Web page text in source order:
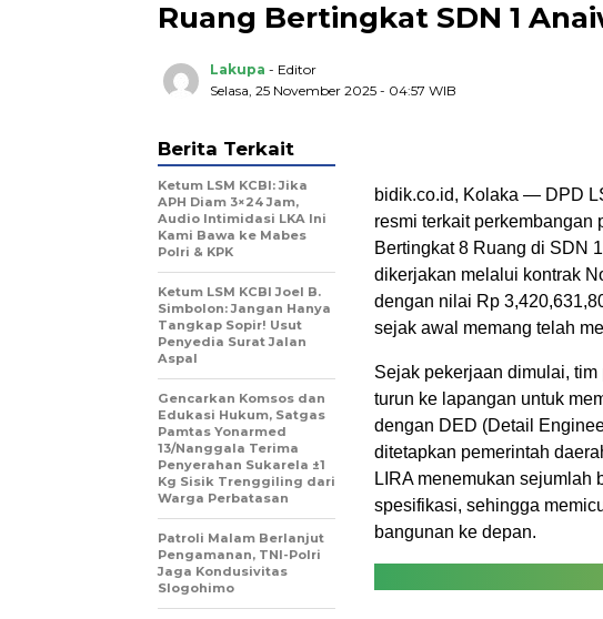
Ruang Bertingkat SDN 1
Lakupa - Editor
Selasa, 25 November 2025 - 04:57 WIB
bidik.co.id, Kolaka — DPD
resmi terkait perkembangan
Bertingkat 8 Ruang di SDN
dikerjakan melalui kontrak
dengan nilai Rp
sejak awal memang telah
Sejak pekerjaan dimulai,
turun ke lapangan untuk
dengan DED (Detail
ditetapkan pemerintah
LIRA menemukan sejumlah
spesifikasi, sehingga
bangunan ke depan.
Berita Terkait
Ketum LSM KCBI: Jika
APH Diam 3×24 Jam,
Audio Intimidasi LKA Ini
Kami Bawa ke Mabes
Polri & KPK
Ketum LSM KCBI Joel B.
Simbolon: Jangan Hanya
Tangkap Sopir! Usut
Penyedia Surat Jalan
Aspal
Gencarkan Komsos dan
Edukasi Hukum, Satgas
Pamtas Yonarmed
13/Nanggala Terima
Penyerahan Sukarela ±1
Kg Sisik Trenggiling dari
Warga Perbatasan
Patroli Malam Berlanjut
Pengamanan, TNI-Polri
Jaga Kondusivitas
Slogohimo